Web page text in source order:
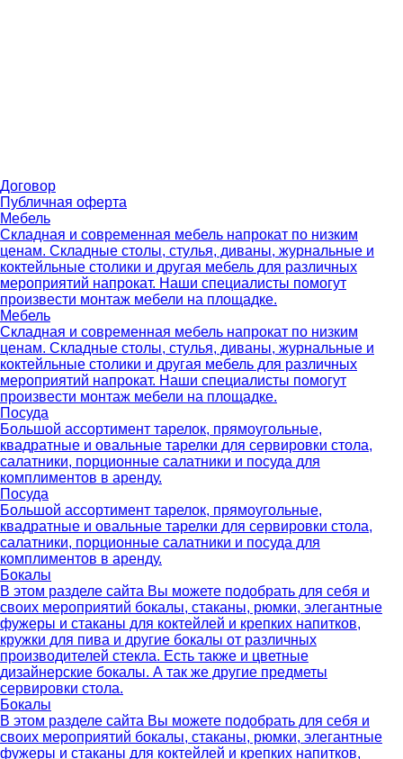
Договор
Публичная оферта
Мебель
Складная и современная мебель напрокат по низким
ценам. Складные столы, стулья, диваны, журнальные и
коктейльные столики и другая мебель для различных
мероприятий напрокат. Наши специалисты помогут
произвести монтаж мебели на площадке.
Мебель
Складная и современная мебель напрокат по низким
ценам. Складные столы, стулья, диваны, журнальные и
коктейльные столики и другая мебель для различных
мероприятий напрокат. Наши специалисты помогут
произвести монтаж мебели на площадке.
Посуда
Большой ассортимент тарелок, прямоугольные,
квадратные и овальные тарелки для сервировки стола,
салатники, порционные салатники и посуда для
комплиментов в аренду.
Посуда
Большой ассортимент тарелок, прямоугольные,
квадратные и овальные тарелки для сервировки стола,
салатники, порционные салатники и посуда для
комплиментов в аренду.
Бокалы
В этом разделе сайта Вы можете подобрать для себя и
своих мероприятий бокалы, стаканы, рюмки, элегантные
фужеры и стаканы для коктейлей и крепких напитков,
кружки для пива и другие бокалы от различных
производителей стекла. Есть также и цветные
дизайнерские бокалы. А так же другие предметы
сервировки стола.
Бокалы
В этом разделе сайта Вы можете подобрать для себя и
своих мероприятий бокалы, стаканы, рюмки, элегантные
фужеры и стаканы для коктейлей и крепких напитков,